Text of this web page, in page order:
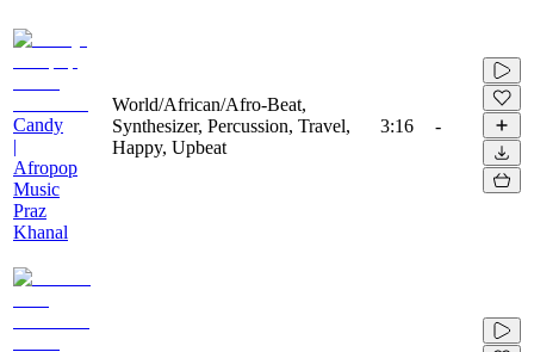
Candy
|
Afropop
Music
Praz
Khanal
World/African/Afro-Beat,
Synthesizer, Percussion, Travel,
Happy, Upbeat
3:16 -